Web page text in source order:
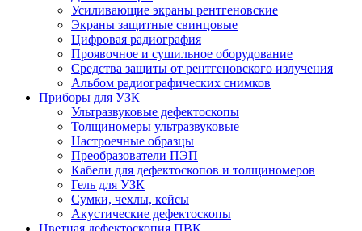
Усиливающие экраны рентгеновские
Экраны защитные свинцовые
Цифровая радиография
Проявочное и сушильное оборудование
Средства защиты от рентгеновского излучения
Альбом радиографических снимков
Приборы для УЗК
Ультразвуковые дефектоскопы
Толщиномеры ультразвуковые
Настроечные образцы
Преобразователи ПЭП
Кабели для дефектоскопов и толщиномеров
Гель для УЗК
Сумки, чехлы, кейсы
Акустические дефектоскопы
Цветная дефектоскопия ПВК